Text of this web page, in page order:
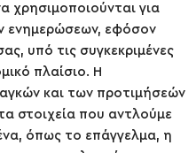
χρησιμοποιούνται για
ενημερώσεων, εφόσον
υπό τις συγκεκριμένες
πλαίσιο. H
και των προτιμήσεών
στοιχεία που αντλούμε
όπως το επάγγελμα, η